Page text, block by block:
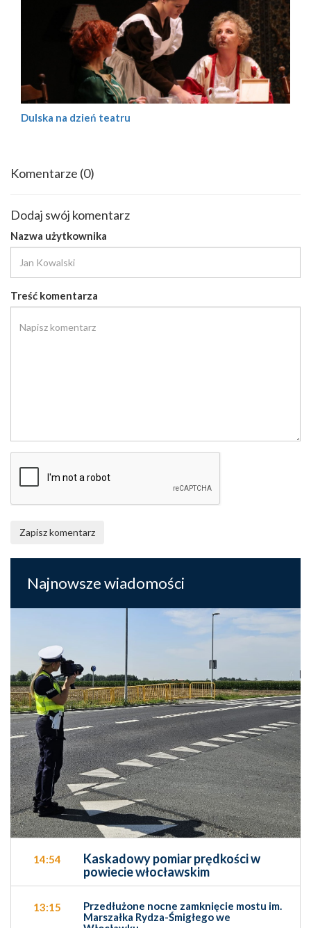
Dulska na dzień teatru
Komentarze (0)
Dodaj swój komentarz
Nazwa użytkownika
Treść komentarza
Zapisz komentarz
Najnowsze wiadomości
14:54
Kaskadowy pomiar prędkości w
powiecie włocławskim
13:15
Przedłużone nocne zamknięcie mostu im.
Marszałka Rydza-Śmigłego we